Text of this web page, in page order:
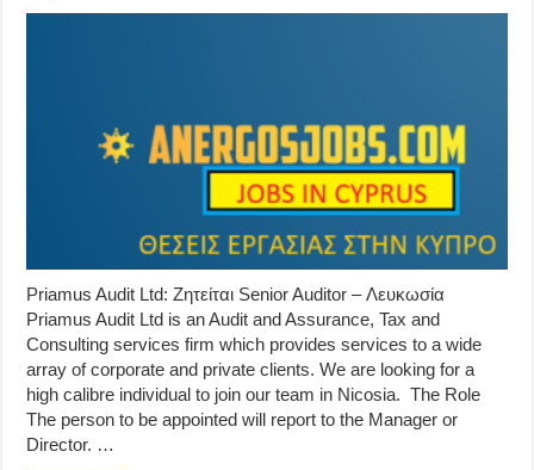
Priamus Audit Ltd: Ζητείται Senior Auditor – Λευκωσία
Priamus Audit Ltd is an Audit and Assurance, Tax and
Consulting services firm which provides services to a wide
array of corporate and private clients. We are looking for a
high calibre individual to join our team in Nicosia. The Role
The person to be appointed will report to the Manager or
Director. …